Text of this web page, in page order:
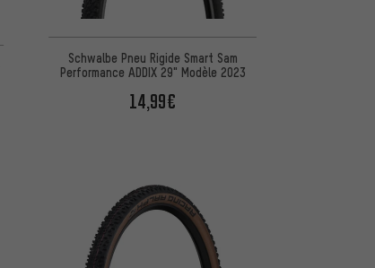
Schwalbe Pneu Rigide Smart Sam
Performance ADDIX 29" Modèle 2023
14,99€